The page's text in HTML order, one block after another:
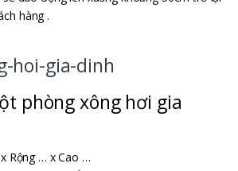
hàng .
phòng xông hơi gia
Rộng … x Cao …